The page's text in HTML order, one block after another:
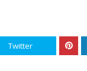
Twitter